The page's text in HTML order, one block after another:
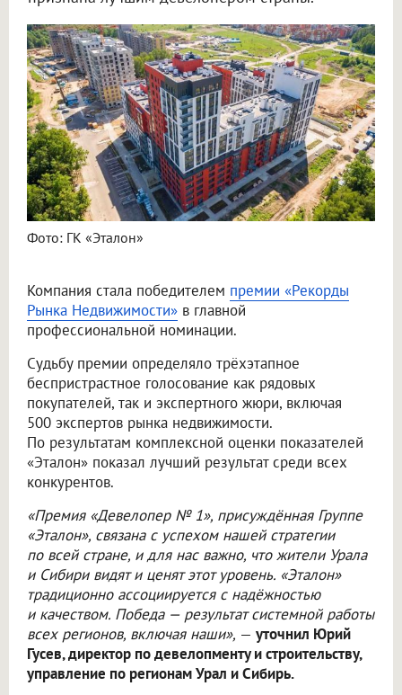
Фото: ГК «Эталон»
Компания стала победителем премии «Рекорды
Рынка Недвижимости» в главной
профессиональной номинации.
Судьбу премии определяло трёхэтапное
беспристрастное голосование как рядовых
покупателей, так и экспертного жюри, включая
500 экспертов рынка недвижимости.
По результатам комплексной оценки показателей
«Эталон» показал лучший результат среди всех
конкурентов.
«Премия «Девелопер № 1», присуждённая Группе
«Эталон», связана с успехом нашей стратегии
по всей стране, и для нас важно, что жители Урала
и Сибири видят и ценят этот уровень. «Эталон»
традиционно ассоциируется с надёжностью
и качеством. Победа — результат системной работы
всех регионов, включая наши», — уточнил Юрий
Гусев, директор по девелопменту и строительству,
управление по регионам Урал и Сибирь.